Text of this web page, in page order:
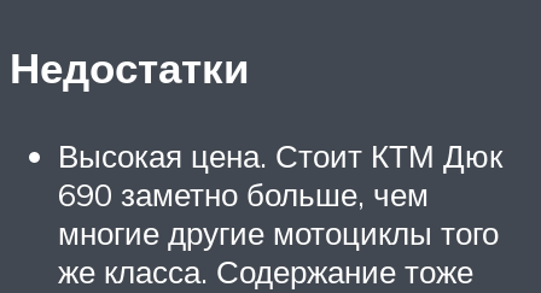
Недостатки
Высокая цена. Стоит КТМ Дюк
690 заметно больше, чем
многие другие мотоциклы того
же класса. Содержание тоже